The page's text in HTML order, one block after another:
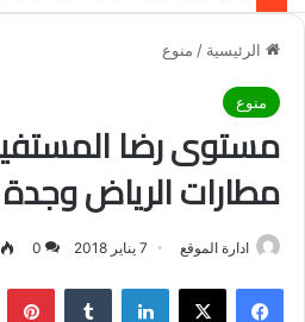
الرئيسية / منوع
منوع
مستوى رضا
مطارات الرياض
ادارة الموقع 7 يناير 2018 0
فيسبوك لينكدإن